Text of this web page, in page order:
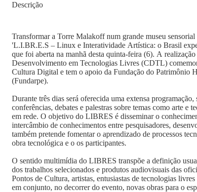
Descrição
Transformar a Torre Malakoff num grande museu
'L.I.BR.E.S – Linux e Interatividade Artística: o Brasil
que foi aberta na manhã desta quinta-feira (6). A
Desenvolvimento em Tecnologias Livres (CDTL)
Cultura Digital e tem o apoio da Fundação do Patrimônio
(Fundarpe).
Durante três dias será oferecida uma extensa
conferências, debates e palestras sobre temas como arte e
em rede. O objetivo do LIBRES é disseminar o
intercâmbio de conhecimentos entre pesquisadores,
também pretende fomentar o aprendizado de processos
obra tecnológica e o os participantes.
O sentido multimídia do LIBRES transpõe a definição
dos trabalhos selecionados e produtos audiovisuais das
Pontos de Cultura, artistas, entusiastas de tecnologias
em conjunto, no decorrer do evento, novas obras para o